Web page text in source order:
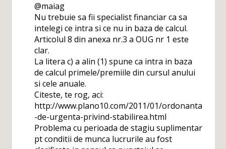
@maiag
Nu trebuie sa fii specialist financiar ca sa
intelegi ce intra si ce nu in baza de calcul.
Articolul 8 din anexa nr.3 a OUG nr 1 este
clar.
La litera c) a alin (1) spune ca intra in baza
de calcul primele/premiile din cursul anului
si cele anuale.
Citeste, te rog, aci:
http://www.plano10.com/2011/01/ordonanta
-de-urgenta-privind-stabilirea.html
Problema cu perioada de stagiu suplimentar
pt conditii de munca lucrurile au fost